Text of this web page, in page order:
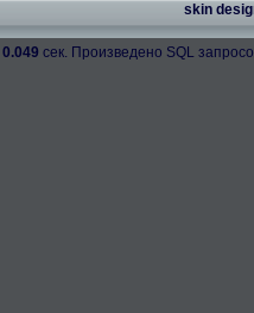
skin
0.049 сек. Произведено SQL